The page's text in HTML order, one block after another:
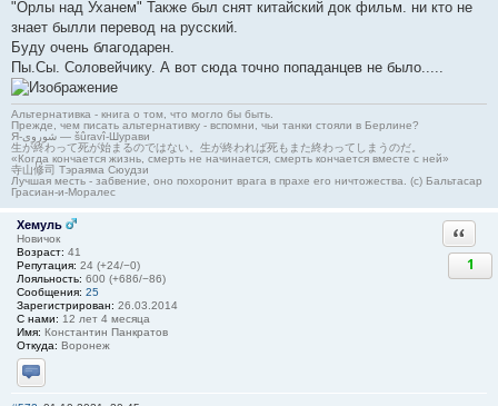
"Орлы над Уханем" Также был снят китайский док фильм. ни кто не
знает былли перевод на русский.
Буду очень благодарен.
Пы.Сы. Соловейчику. А вот сюда точно попаданцев не было.....
Альтернативка - книга о том, что могло бы быть.
Прежде, чем писать альтернативку - вспомни, чьи танки стояли в Берлине?
Я-شوروی — šûravî-Шурави
生が終わって死が始まるのではない。生が終われば死もまた終わってしまうのだ。
«Когда кончается жизнь, смерть не начинается, смерть кончается вместе с ней»
寺山修司 Тэраяма Сюудзи
Лучшая месть - забвение, оно похоронит врага в прахе его ничтожества. (с) Бальтасар
Грасиан-и-Моралес
Хемуль
Новичок
Возраст: 41
Репутация: 24 (+24/−0)
Лояльность: 600 (+686/−86)
Сообщения: 25
Зарегистрирован: 26.03.2014
С нами: 12 лет 4 месяца
Имя: Константин Панкратов
Откуда: Воронеж
Отправить личное сообщение
1